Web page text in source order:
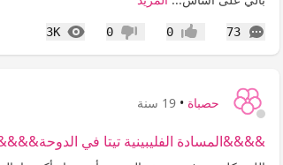
73
التعليقات إعجاب0 عدم إعجاب
0
3K
المشاهدات
حصباة • 19 سنة
&&&&المسادة الفليبينية تيتا في